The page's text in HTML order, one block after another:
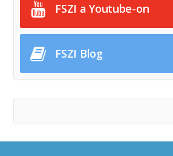
FSZI a Youtube-on
FSZI Blog